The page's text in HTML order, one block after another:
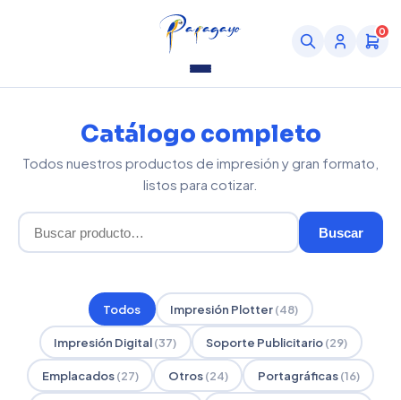
0
Catálogo completo
Todos nuestros productos de impresión y gran formato,
listos para cotizar.
Buscar
Todos Impresión Plotter(48)
Impresión Digital(37) Soporte Publicitario(29)
Emplacados(27) Otros(24) Portagráficas(16)